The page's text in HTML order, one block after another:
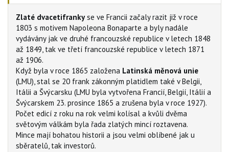
Zlaté dvacetifrankyse ve Francii začaly razit již v roce
1803 s motivem Napoleona Bonaparte a byly nadále
vydávány jak ve druhé francouzské republice v letech 1848
až 1849, tak ve třetí francouzské republice v letech 1871
až 1906.
Když byla v roce 1865 založena Latinská měnová unie
(LMU), stal se 20 frank zákonným platidlem také v Belgii,
Itálii a Švýcarsku (LMU byla vytvořena Francií, Belgií, Itálií a
Švýcarskem 23. prosince 1865 a zrušena byla v roce 1927).
Počet edicí z roku na rok velmi kolísal a kvůli dvěma
světovým válkám byla řada zlatých mincí roztavena.
Mince mají bohatou historii a jsou velmi oblíbené jak u
sběratelů, tak investorů.